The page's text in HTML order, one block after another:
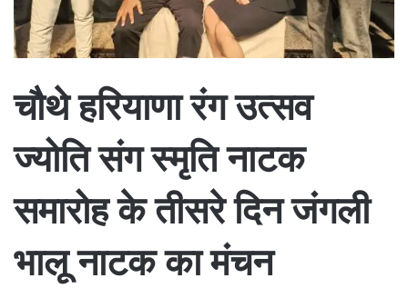
चौथे हरियाणा रंग उत्सव
ज्योति संग स्मृति नाटक
समारोह के तीसरे दिन जंगली
भालू नाटक का मंचन